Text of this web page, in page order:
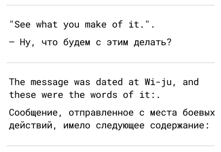
"See what you make of it.".
— Ну, что будем с этим делать?
The message was dated at Wi-ju, and
these were the words of it:.
Сообщение, отправленное с места боевых
действий, имело следующее содержание: